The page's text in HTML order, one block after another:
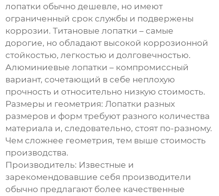
лопатки обычно дешевле, но имеют
ограниченный срок службы и подвержены
коррозии. Титановые лопатки – самые
дорогие, но обладают высокой коррозионной
стойкостью, легкостью и долговечностью.
Алюминиевые лопатки – компромиссный
вариант, сочетающий в себе неплохую
прочность и относительно низкую стоимость.
Размеры и геометрия: Лопатки разных
размеров и форм требуют разного количества
материала и, следовательно, стоят по-разному.
Чем сложнее геометрия, тем выше стоимость
производства.
Производитель: Известные и
зарекомендовавшие себя производители
обычно предлагают более качественные